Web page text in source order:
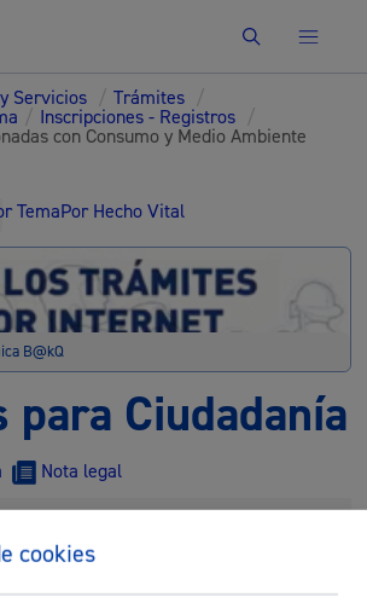
Buscar
Servicios / Trámites /
/ Inscripciones - Registros /
con Consumo y Medio Ambiente
TemaPor Hecho Vital
B@kQ
para Ciudadanía
Nota legal
cookies